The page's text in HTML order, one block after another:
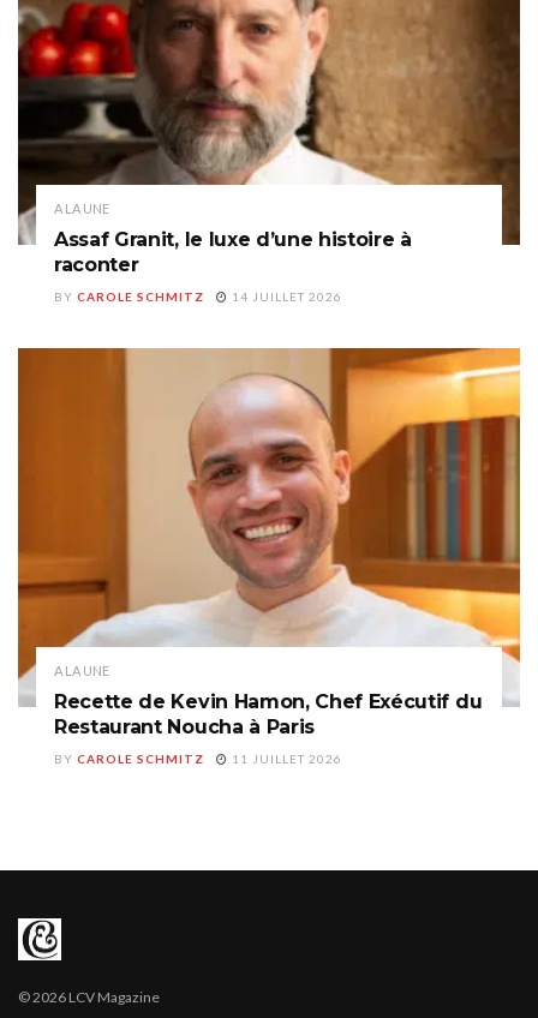
A LA UNE
Assaf Granit, le luxe d’une histoire à
raconter
BY CAROLE SCHMITZ 14 JUILLET 2026
A LA UNE
Recette de Kevin Hamon, Chef Exécutif du
Restaurant Noucha à Paris
BY CAROLE SCHMITZ 11 JUILLET 2026
© 2026 LCV Magazine